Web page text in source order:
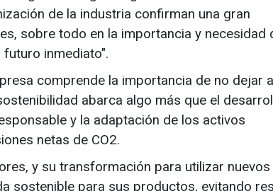
de la industria confirman una gran
sobre todo en la importancia y necesidad
inmediato".
comprende la importancia de no dejar
abarca algo más que el
y la adaptación de los activos
netas de CO2.
y su transformación para utilizar nuevos
sostenible para sus productos, evitando